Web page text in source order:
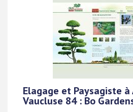
Elagage et Paysagiste à
Vaucluse 84 : Bo